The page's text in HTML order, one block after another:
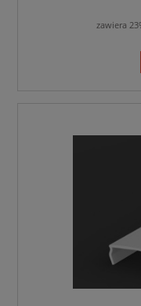
zawiera